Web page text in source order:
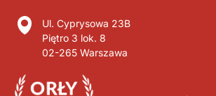
Ul. Cyprysowa 23B
Piętro 3 lok. 8
02-265 Warszawa